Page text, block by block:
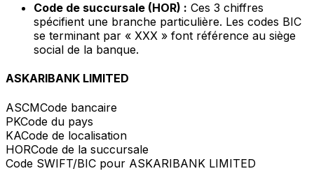
Code de succursale (HOR) : Ces 3 chiffres
spécifient une branche particulière. Les codes BIC
se terminant par « XXX » font référence au siège
social de la banque.
ASKARIBANK LIMITED
ASCMCode bancaire
PKCode du pays
KACode de localisation
HORCode de la succursale
Code SWIFT/BIC pour ASKARIBANK LIMITED